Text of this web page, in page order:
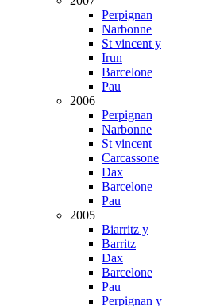
Perpignan
Narbonne
St vincent y
Irun
Barcelone
Pau
2006
Perpignan
Narbonne
St vincent
Carcassone
Dax
Barcelone
Pau
2005
Biarritz y
Barritz
Dax
Barcelone
Pau
Perpignan y